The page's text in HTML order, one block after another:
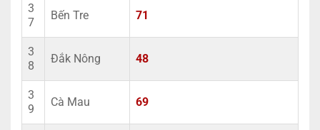
3
7
Bến Tre 71
3
8
Đắk Nông 48
3
9
Cà Mau 69